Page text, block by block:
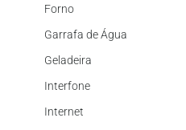
Forno
Garrafa de Água
Geladeira
Interfone
Internet